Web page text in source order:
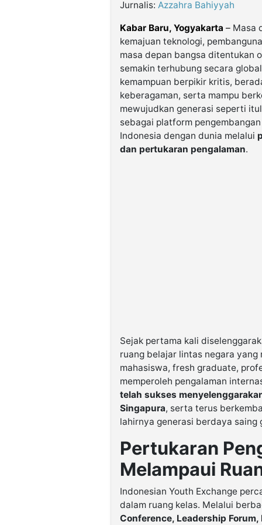
Jurnalis: Azzahra Bahiyyah
Kabar Baru, Yogyakarta – Masa
kemajuan teknologi,
masa depan bangsa ditentukan
semakin terhubung secara
kemampuan berpikir kritis,
keberagaman, serta mampu
mewujudkan generasi seperti
sebagai platform
Indonesia dengan dunia melalui
dan pertukaran pengalaman.
Sejak pertama kali
ruang belajar lintas negara yang
mahasiswa, fresh graduate,
memperoleh pengalaman
telah sukses
Singapura, serta terus
lahirnya generasi berdaya saing
Pertukaran
Melampaui
Indonesian Youth Exchange
dalam ruang kelas. Melalui
Conference, Leadership